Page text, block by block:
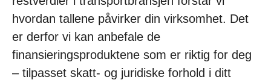
hvordan tallene påvirker din virksomhet. Det
er derfor vi kan anbefale de
finansieringsproduktene som er riktig for deg
– tilpasset skatt- og juridiske forhold i ditt